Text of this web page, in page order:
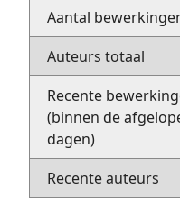
Aantal
Auteurs totaal
Recente
(binnen de
dagen)
Recente auteurs